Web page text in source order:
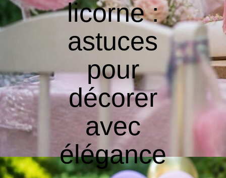
licorne :
astuces
pour
décorer
avec
élégance